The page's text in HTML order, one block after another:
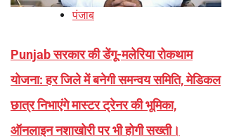
पंजाब
Punjab सरकार की डेंगू-मलेरिया रोकथाम
योजना: हर जिले में बनेगी समन्वय समिति, मेडिकल
छात्र निभाएंगे मास्टर ट्रेनर की भूमिका,
ऑनलाइन नशाखोरी पर भी होगी सख्ती।